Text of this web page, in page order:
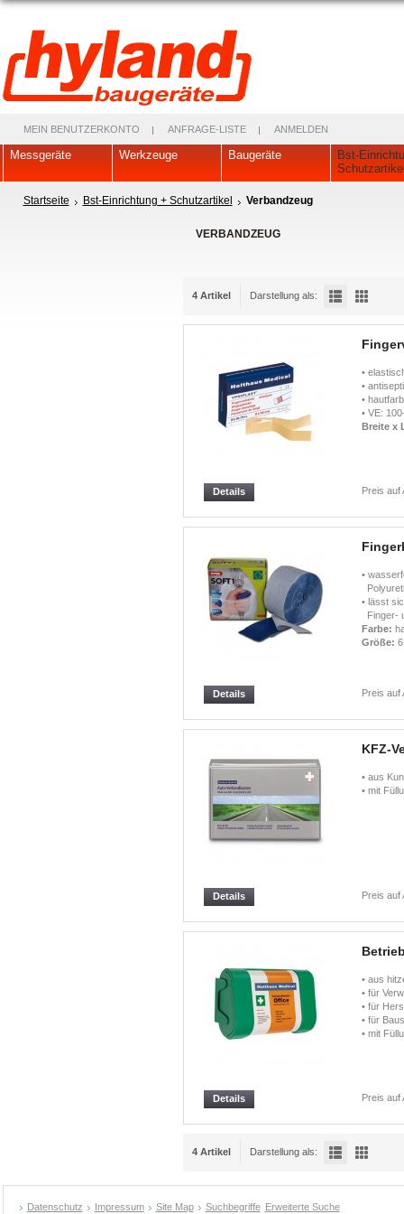
MEIN BENUTZERKONTO ANFRAGE-LISTE ANMELDEN
Messgeräte Werkzeuge Baugeräte
Bst-
Startseite Bst-Einrichtung + Schutzartikel Verbandzeug
VERBANDZEUG
4 Artikel Darstellung als:
•
•
•
• VE:
Breite x
Preis auf
Details
•
• lässt
Finger-
Farbe:
Größe:
Preis auf
Details
KFZ-
• aus
• mit
Preis auf
Details
• aus
• für
• für
• für
• mit
Preis auf
Details
4 Artikel Darstellung als:
Datenschutz Impressum Site Map Suchbegriffe Erweiterte Suche